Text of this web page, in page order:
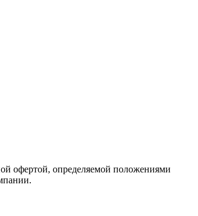
офертой, определяемой положениями